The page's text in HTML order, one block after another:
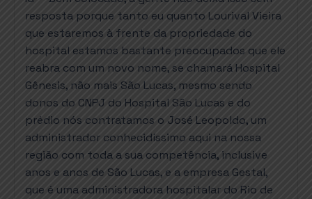
resposta porque tanto eu quanto Lourival Vieira
que estaremos à frente da propriedade do
hospital estamos bastante preocupados que ele
reabra com um novo nome, se chamará Hospital
Gênesis, não mais São Lucas, mesmo sendo
donos do CNPJ do Hospital São Lucas e do
prédio nós contratamos o José Leopoldo, um
administrador conhecidíssimo aqui na nossa
região com toda a sua competência, inclusive
anos e anos de São Lucas, e a empresa Gestal,
que é uma administradora hospitalar do Rio de